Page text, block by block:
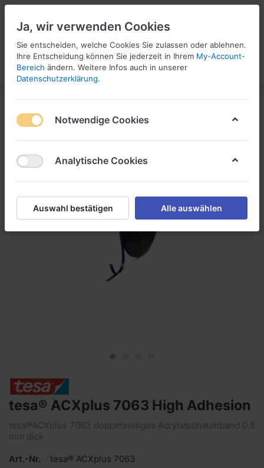
Menü Anmelden Wunschliste
1
tesa® ACXplus 7063 High Adhesion
tesa®ACXplus 7063 doppelseitiges Acrylatschaumband 0,8
mm dick
Art.-Nr.
tesa® ACXplus 7063
Ja, wir verwenden Cookies
Sie entscheiden, welche Cookies Sie zulassen oder ablehnen.
Ihre Entscheidung können Sie jederzeit in Ihrem My-Account-
Bereich ändern. Weitere Infos auch in unserer
Datenschutzerklärung.
Notwendige Cookies
Analytische Cookies
Auswahl bestätigen Alle auswählen